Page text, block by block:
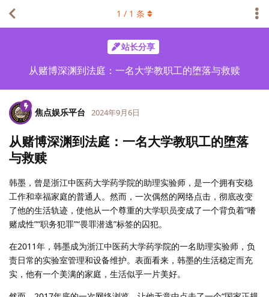
站长分享
从赌博深渊到法庭：一名大学教职工的堕落与救赎
1 / 1 条
焦点娱乐平台 2024年9月6日
从赌博深渊到法庭：一名大学教职工的堕落
与救赎
韩墨，曾是浙江中医药大学药学院的助理实验师，是一个拥有安稳
工作和幸福家庭的普通人。然而，一次偶然的网络点击，彻底改变
了他的生活轨迹，使他从一个尊重的大学职员变成了一个背负着“嗜
赌成性”“职务犯罪”“畏罪潜逃”标签的囚犯。
在2011年，韩墨成为浙江中医药大学药学院的一名助理实验师，负
责日常的实验室管理和设备维护。表面看来，韩墨的生活稳定而充
实，他有一个美满的家庭，生活似乎一片美好。